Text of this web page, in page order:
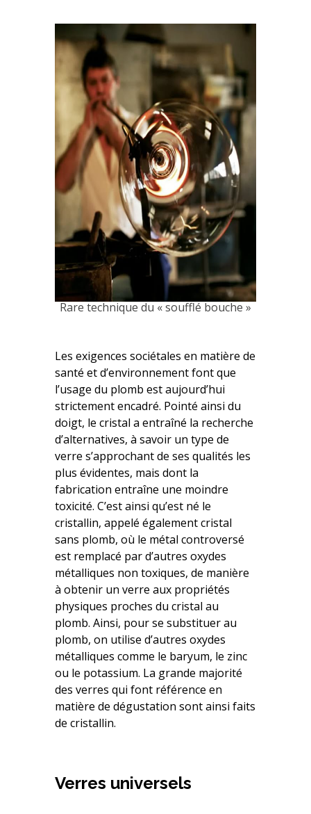
Rare technique du « soufflé bouche »
Les exigences sociétales en matière de
santé et d’environnement font que
l’usage du plomb est aujourd’hui
strictement encadré. Pointé ainsi du
doigt, le cristal a entraîné la recherche
d’alternatives, à savoir un type de
verre s’approchant de ses qualités les
plus évidentes, mais dont la
fabrication entraîne une moindre
toxicité. C’est ainsi qu’est né le
cristallin, appelé également cristal
sans plomb, où le métal controversé
est remplacé par d’autres oxydes
métalliques non toxiques, de manière
à obtenir un verre aux propriétés
physiques proches du cristal au
plomb. Ainsi, pour se substituer au
plomb, on utilise d’autres oxydes
métalliques comme le baryum, le zinc
ou le potassium. La grande majorité
des verres qui font référence en
matière de dégustation sont ainsi faits
de cristallin.
Verres universels